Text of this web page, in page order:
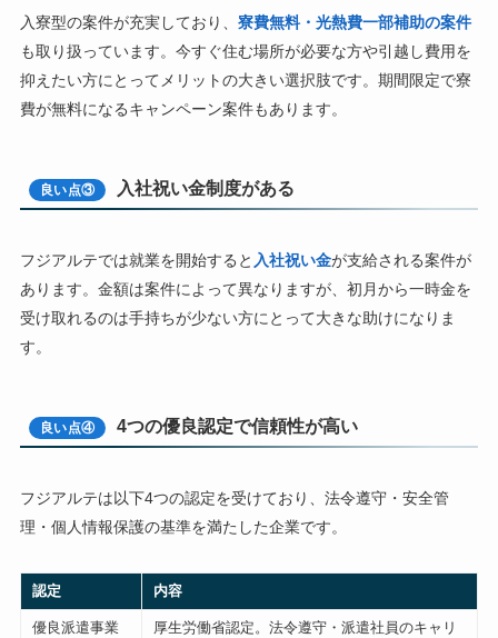
入寮型の案件が充実しており、 寮費無料・光熱費一部補助の案件
も取り扱っています。今すぐ住む場所が必要な方や引越し費用を
抑えたい方にとってメリットの大きい選択肢です。期間限定で寮
費が無料になるキャンペーン案件もあります。
良い点③ 入社祝い金制度がある
フジアルテでは就業を開始すると 入社祝い金が支給される案件が
あります。金額は案件によって異なりますが、初月から一時金を
受け取れるのは手持ちが少ない方にとって大きな助けになりま
す。
良い点④ 4つの優良認定で信頼性が高い
フジアルテは以下4つの認定を受けており、法令遵守・安全管
理・個人情報保護の基準を満たした企業です。
認定 内容
優良派遣事業
厚生労働省認定。法令遵守・派遣社員のキャリ